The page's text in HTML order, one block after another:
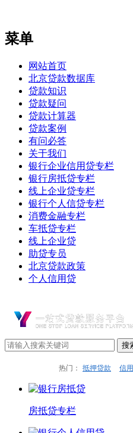
菜单
网站首页
北京贷款数据库
贷款知识
贷款疑问
贷款计算器
贷款案例
有问必答
关于我们
银行企业信用贷专栏
银行房抵贷专栏
线上企业贷专栏
银行个人信贷专栏
消费金融专栏
车抵贷专栏
线上企业贷
助贷专员
北京贷款政策
个人信用贷
热门： 抵押贷款 信
房抵贷专栏